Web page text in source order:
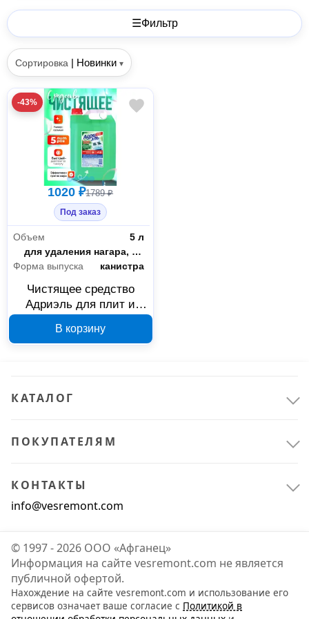
☰Фильтр
Сортировка | Новинки ▾
-43%
1020 ₽1789 ₽
Под заказ
Объем
5 л
Назначение
для удаления нагара, жира и других трудноудаляемых загрязнений с поверхности кухонных плит, духовок, грилей, сковородок, казанов и др.
Форма выпуска
канистра
Чистящее средство
Адриэль для плит и
В корзину
КАТАЛОГ
ПОКУПАТЕЛЯМ
КОНТАКТЫ
info@vesremont.com
© 1997 - 2026 ООО «Афганец»
Информация на сайте vesremont.com не является
публичной офертой.
Нахождение на сайте vesremont.com и использование его
сервисов означает ваше согласие с Политикой в